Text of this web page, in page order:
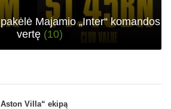
Majamio „Inter“ komandos
vertę (10)
Villa“ ekipą